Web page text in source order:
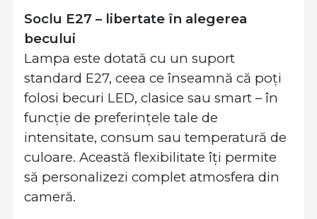
Soclu E27 – libertate în alegerea
becului
Lampa este dotată cu un suport
standard E27, ceea ce înseamnă că poți
folosi becuri LED, clasice sau smart – în
funcție de preferințele tale de
intensitate, consum sau temperatură de
culoare. Această flexibilitate îți permite
să personalizezi complet atmosfera din
cameră.